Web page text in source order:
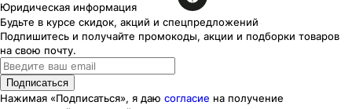
Юридическая информация
Будьте в курсе скидок, акций и спецпредложений
Подпишитесь и получайте промокоды, акции и подборки товаров
на свою почту.
Подписаться
Нажимая «Подписаться», я даю согласие на получение